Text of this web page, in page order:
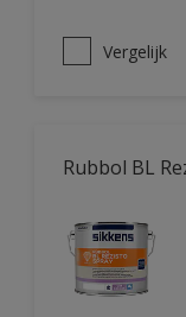
Vergelijk
Rubbol BL